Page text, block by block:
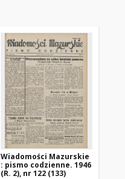
Wiadomości Mazurskie
: pismo codzienne. 1946
(R. 2), nr 122 (133)